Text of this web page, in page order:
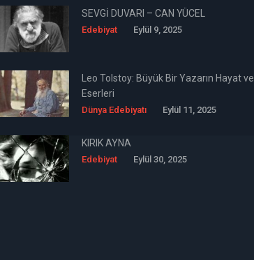
SEVGİ DUVARI – CAN YÜCEL
Edebiyat Eylül 9, 2025
Leo Tolstoy: Büyük Bir Yazarın Hayat ve
Eserleri
Dünya Edebiyatı Eylül 11, 2025
KIRIK AYNA
Edebiyat Eylül 30, 2025